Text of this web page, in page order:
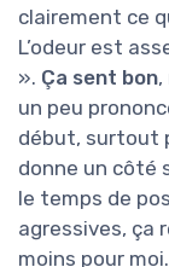
clairement ce
L’odeur est
». Ça sent bon
un peu
début, surtout
donne un côté
le temps de
agressives, ça
moins pour moi.